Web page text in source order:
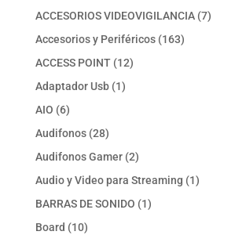
producto
ACCESORIOS VIDEOVIGILANCIA 77
Accesorios y Periféricos 163163
ACCESS POINT 1212
Adaptador Usb 11
AIO 66
productos
Audifonos 2828
productos
Audifonos Gamer 22
productos
Audio y Video para Streaming 11
BARRAS DE SONIDO 11
Board 1010